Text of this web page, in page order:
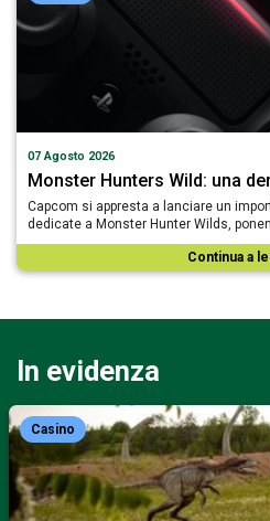
07 Agosto 2026
Monster Hunters Wild: una
Capcom si appresta a lanciare un
dedicate a Monster Hunter Wilds,
Continua a
In evidenza
Casino